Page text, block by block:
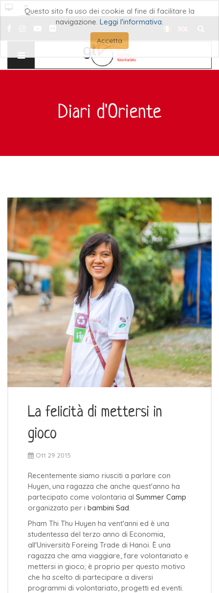
Questo sito fa uso dei cookie al fine di facilitare la
navigazione. Leggi l'informativa.
Accetta
Diari d'Oriente
La felicità di mettersi in
gioco
Ott 29 2015
Recentemente siamo riusciti a parlare con
Huyen, una ragazza che anche quest'anno ha
partecipato come volontaria al Summer Camp
organizzato per i bambini Sad
Pham Thi Thu Huyen ha vent'anni ed è una
studentessa del terzo anno di Economia,
all'Università Foreing Trade di Hanoi. È una
ragazza che ama viaggiare, fare volontariato e
mettersi in gioco; è proprio per questo motivo
che ha scelto di partecipare a diversi
programmi di volontariato, progetti ed eventi.